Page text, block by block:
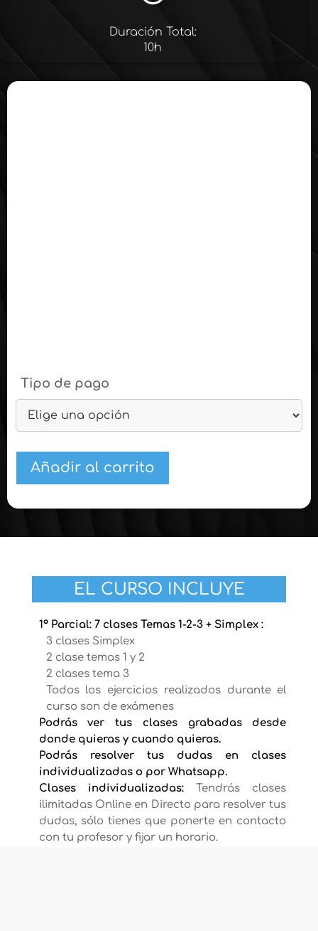
Duración Total:
10h
Tipo de pago
Añadir al carrito
EL CURSO INCLUYE
1º Parcial: 7 clases Temas 1-2-3 + Simplex :
3 clases Simplex
2 clase temas 1 y 2
2 clases tema 3
Todos los ejercicios realizados durante el
curso son de exámenes
Podrás ver tus clases grabadas desde
donde quieras y cuando quieras.
Podrás resolver tus dudas en clases
individualizadas o por Whatsapp.
Clases individualizadas:Tendrás clases
ilimitadas Online en Directo para resolver tus
dudas, sólo tienes que ponerte en contacto
con tu profesor y fijar un horario.